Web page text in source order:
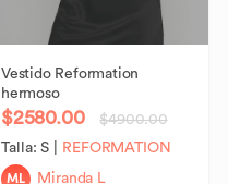
Vestido Reformation
hermoso
$2580.00
$4900.00
Talla:S REFORMATION
ML Miranda L